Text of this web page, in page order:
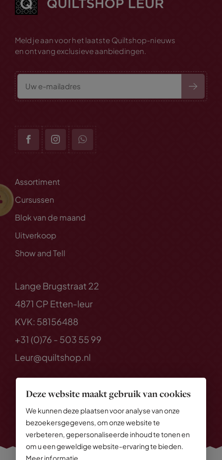
Deze website maakt gebruik van cookies
We kunnen deze plaatsen voor analyse van onze
bezoekersgegevens, om onze website te
verbeteren, gepersonaliseerde inhoud te tonen en
om u een geweldige website-ervaring te bieden.
Meer informatie
Meld je aan voor het laatste Quiltshop-nieuws
en ontvang exclusieve aanbiedingen.
Assortiment
Cursussen
Blok van de maand
Uitverkoop
Show and Tell
Lange Brugstraat 22
4871 CP Etten-leur
KVK: 58156488
+31 (0)76 - 503 55 99
Leur@quiltshop.nl